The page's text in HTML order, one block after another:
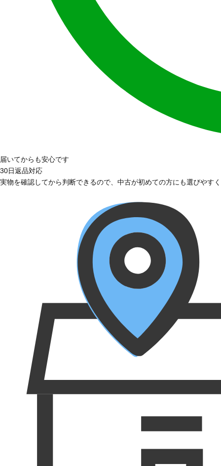
届いてからも安心です
30日返品対応
実物を確認してから判断できるので、中古が初めての方にも選びやす